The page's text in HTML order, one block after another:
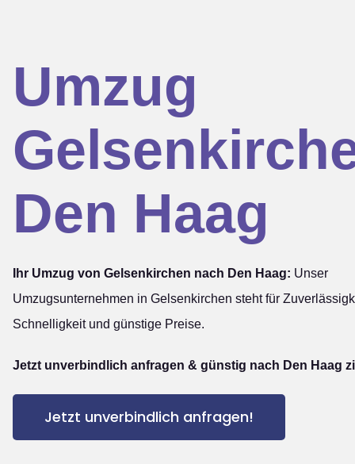
Umzug
Den Haag
Ihr Umzug von Gelsenkirchen nach Den Haag: Unser
Umzugsunternehmen in Gelsenkirchen steht für
Schnelligkeit und günstige Preise.
Jetzt unverbindlich anfragen & günstig nach Den Haag
Jetzt unverbindlich anfragen!